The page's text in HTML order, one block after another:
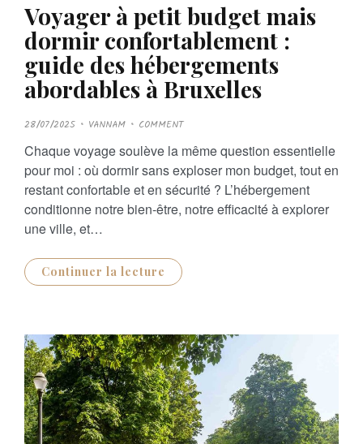
Voyager à petit budget mais
dormir confortablement :
guide des hébergements
abordables à Bruxelles
P
O
T
E
D
O
N
28/07/2025 VANNAM COMMENT
Chaque voyage soulève la même question essentielle
pour moi : où dormir sans exploser mon budget, tout en
restant confortable et en sécurité ? L’hébergement
conditionne notre bien-être, notre efficacité à explorer
une ville, et…
Continuer la lecture